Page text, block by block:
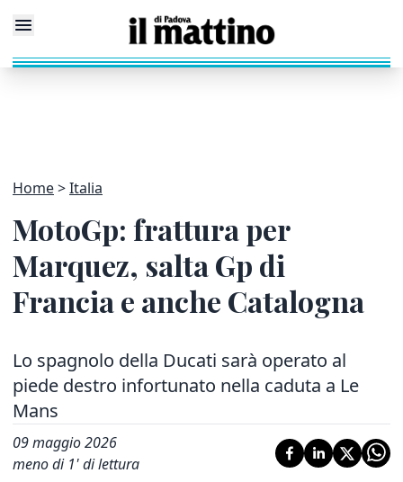
Home Italia
MotoGp: frattura per
Marquez, salta Gp di
Francia e anche Catalogna
Lo spagnolo della Ducati sarà operato al
piede destro infortunato nella caduta a Le
Mans
09 maggio 2026
meno di 1' di lettura